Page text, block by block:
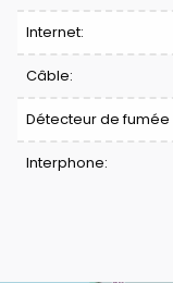
Internet:
Câble:
Détecteur de fumée
Interphone: